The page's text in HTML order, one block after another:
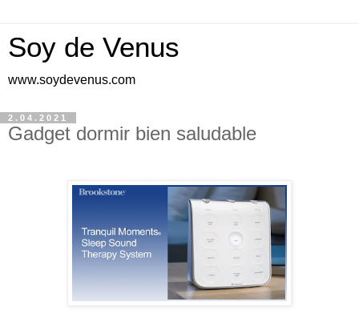
Soy de Venus
www.soydevenus.com
2.04.2021
Gadget dormir bien saludable